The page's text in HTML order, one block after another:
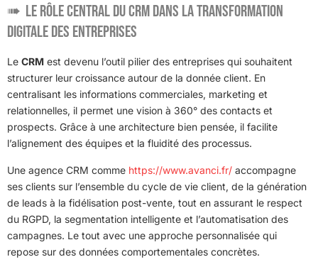
Le rôle central du CRM dans la transformation
digitale des entreprises
Le CRM est devenu l’outil pilier des entreprises qui souhaitent
structurer leur croissance autour de la donnée client. En
centralisant les informations commerciales, marketing et
relationnelles, il permet une vision à 360° des contacts et
prospects. Grâce à une architecture bien pensée, il facilite
l’alignement des équipes et la fluidité des processus.
Une agence CRM comme https://www.avanci.fr/ accompagne
ses clients sur l’ensemble du cycle de vie client, de la génération
de leads à la fidélisation post-vente, tout en assurant le respect
du RGPD, la segmentation intelligente et l’automatisation des
campagnes. Le tout avec une approche personnalisée qui
repose sur des données comportementales concrètes.